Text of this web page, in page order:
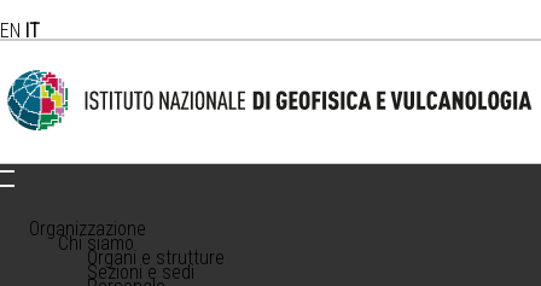
EN IT
Organizzazione
Chi siamo
Organi e strutture
Sezioni e sedi